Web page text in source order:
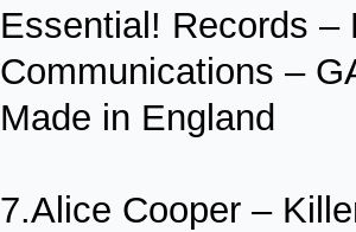
Essential! Records –
Communications –
Made in England
7.Alice Cooper –